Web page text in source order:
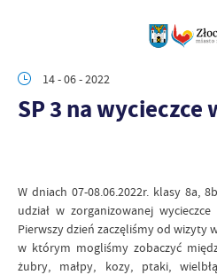
14 - 06 - 2022
SP 3 na wycieczce
W dniach 07-08.06.2022r. klasy 8a,
udział w zorganizowanej
Pierwszy dzień zaczęliśmy od wizyty
w którym mogliśmy zobaczyć
żubry, małpy, kozy, ptaki,